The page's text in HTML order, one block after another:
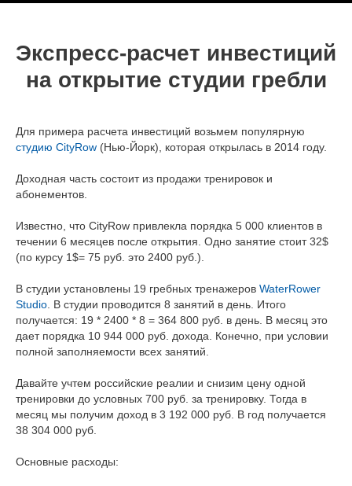
Экспресс-расчет инвестиций
на открытие студии гребли
Для примера расчета инвестиций возьмем популярную
студию CityRow (Нью-Йорк), которая открылась в 2014 году.
Доходная часть состоит из продажи тренировок и
абонементов.
Известно, что CityRow привлекла порядка 5 000 клиентов в
течении 6 месяцев после открытия. Одно занятие стоит 32$
(по курсу 1$= 75 руб. это 2400 руб.).
В студии установлены 19 гребных тренажеров WaterRower
Studio . В студии проводится 8 занятий в день. Итого
получается: 19 * 2400 * 8 = 364 800 руб. в день. В месяц это
дает порядка 10 944 000 руб. дохода. Конечно, при условии
полной заполняемости всех занятий.
Давайте учтем российские реалии и снизим цену одной
тренировки до условных 700 руб. за тренировку. Тогда в
месяц мы получим доход в 3 192 000 руб. В год получается
38 304 000 руб.
Основные расходы: